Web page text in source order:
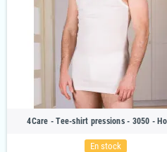
4Care - Tee-shirt pressions - 3050 -
En stock